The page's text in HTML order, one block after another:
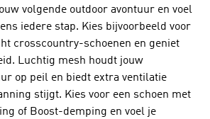
volgende outdoor avontuur en voel
iedere stap. Kies bijvoorbeeld voor
crosscountry-schoenen en geniet
Luchtig mesh houdt jouw
op peil en biedt extra ventilatie
stijgt. Kies voor een schoen met
of Boost-demping en voel je